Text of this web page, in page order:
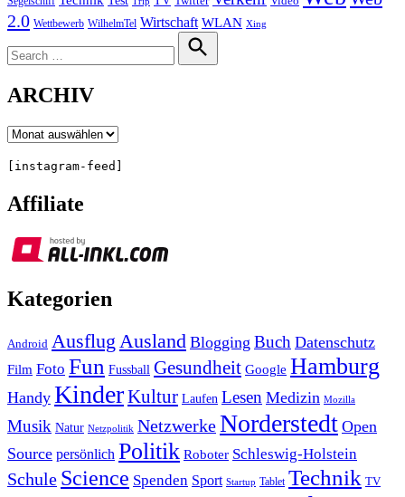
2.0 Wettbewerb WilhelmTel Wirtschaft WLAN Xing
for:
Search
ARCHIV
Archiv
[instagram-feed]
Affiliate
Kategorien
Android Ausflug Ausland Blogging Buch Datenschutz
Film Foto Fun Fussball Gesundheit Google Hamburg
Handy KinderKultur Laufen Lesen Medizin Mozilla
Musik Natur Netzpolitik NetzwerkeNorderstedt Open
Source persönlich Politik Roboter Schleswig-Holstein
Schule Science Spenden Sport Startup Tablet Technik TV